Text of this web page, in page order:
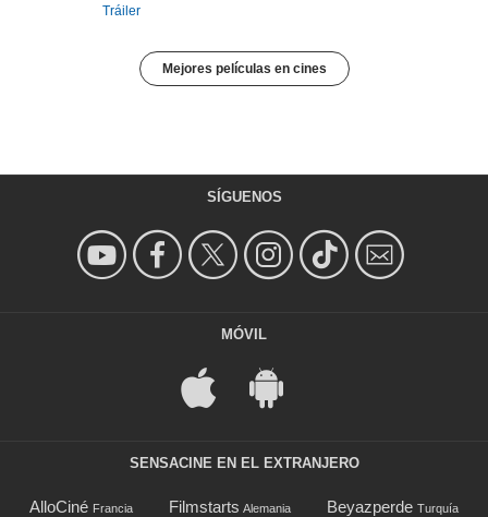
Tráiler
Mejores películas en cines
SÍGUENOS
MÓVIL
SENSACINE EN EL EXTRANJERO
AlloCiné Francia Filmstarts Alemania Beyazperde Turquía